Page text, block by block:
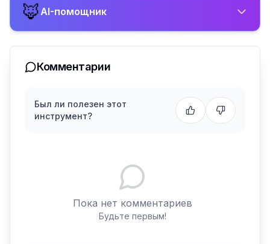
🦊AI-помощник
Комментарии
Был ли полезен этот
инструмент?
Пока нет комментариев
Будьте первым!